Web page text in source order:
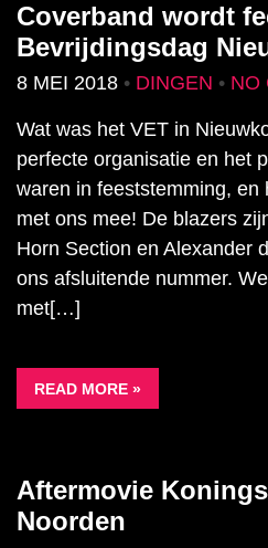
Coverband wordt
Bevrijdingsdag
8 MEI 2018 • DINGEN • NO
Wat was het VET in
perfecte organisatie en het
waren in feeststemming, en
met ons mee! De blazers
Horn Section en Alexander
ons afsluitende nummer.
met[…]
READ MORE »
Aftermovie
Noorden